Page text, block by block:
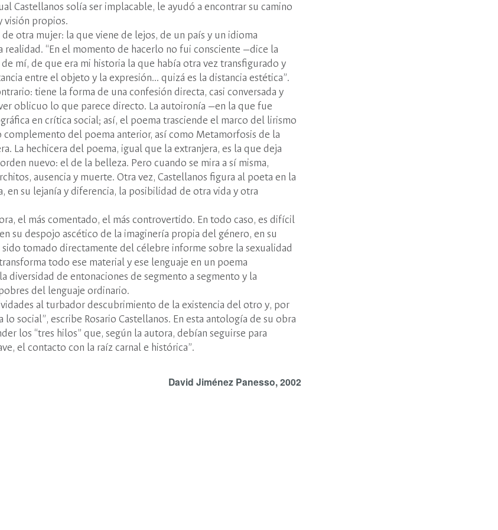
Castellanos solía ser implacable, le ayudó a encontrar su camino
visión propios.
otra mujer: la que viene de lejos, de un país y un idioma
“En el momento de hacerlo no fui consciente —dice la
mí, de que era mi historia la que había otra vez transfigurado y
entre el objeto y la expresión... quizá es la distancia estética”.
tiene la forma de una confesión directa, casi conversada y
oblicuo lo que parece directo. La autoironía —en la que fue
en crítica social; así, el poema trasciende el marco del lirismo
del poema anterior, así como Metamorfosis de la
La hechicera del poema, igual que la extranjera, es la que deja
nuevo: el de la belleza. Pero cuando se mira a sí misma,
ausencia y muerte. Otra vez, Castellanos figura al poeta en la
en su lejanía y diferencia, la posibilidad de otra vida y otra
el más comentado, el más controvertido. En todo caso, es difícil
su despojo ascético de la imaginería propia del género, en su
tomado directamente del célebre informe sobre la sexualidad
todo ese material y ese lenguaje en un poema
diversidad de entonaciones de segmento a segmento y la
del lenguaje ordinario.
al turbador descubrimiento de la existencia del otro y, por
social”, escribe Rosario Castellanos. En esta antología de su obra
los “tres hilos” que, según la autora, debían seguirse para
el contacto con la raíz carnal e histórica”.
David Jiménez Panesso, 2002